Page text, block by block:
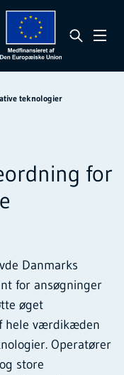
teknologier
for
Danmarks
for ansøgninger
øget
hele værdikæden
Operatører
store